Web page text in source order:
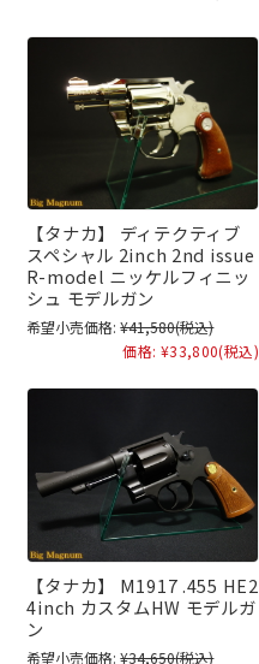
【タナカ】 ディテクティブ
スペシャル 2inch 2nd issue
R-model ニッケルフィニッ
シュ モデルガン
希望小売価格: ¥41,580(税込)
価格: ¥33,800(税込)
【タナカ】 M1917 .455 HE2
4inch カスタムHW モデルガ
ン
希望小売価格: ¥34,650(税込)